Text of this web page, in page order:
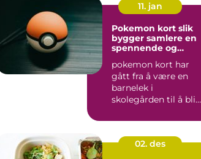
11. jan
Pokemon kort slik
bygger samlere en
spennende og
pokemon kort har
gått fra å være en
barnelek i
skolegården til å bli
samlere i a...
02. des